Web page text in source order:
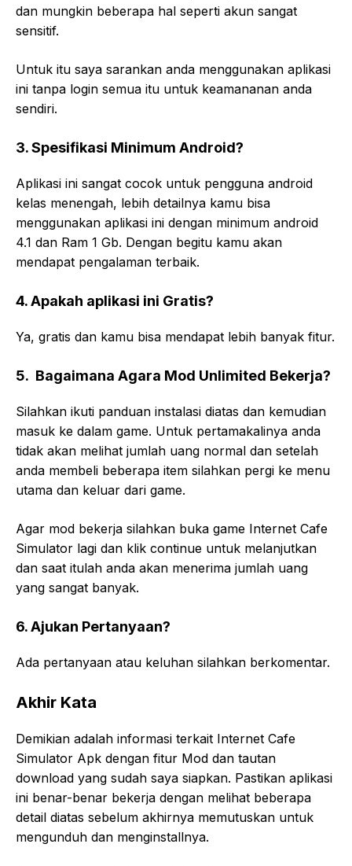
dan mungkin beberapa hal seperti akun sangat
sensitif.
Untuk itu saya sarankan anda menggunakan aplikasi
ini tanpa login semua itu untuk keamananan anda
sendiri.
3. Spesifikasi Minimum Android?
Aplikasi ini sangat cocok untuk pengguna android
kelas menengah, lebih detailnya kamu bisa
menggunakan aplikasi ini dengan minimum android
4.1 dan Ram 1 Gb. Dengan begitu kamu akan
mendapat pengalaman terbaik.
4. Apakah aplikasi ini Gratis?
Ya, gratis dan kamu bisa mendapat lebih banyak fitur.
5. Bagaimana Agara Mod Unlimited Bekerja?
Silahkan ikuti panduan instalasi diatas dan kemudian
masuk ke dalam game. Untuk pertamakalinya anda
tidak akan melihat jumlah uang normal dan setelah
anda membeli beberapa item silahkan pergi ke menu
utama dan keluar dari game.
Agar mod bekerja silahkan buka game Internet Cafe
Simulator lagi dan klik continue untuk melanjutkan
dan saat itulah anda akan menerima jumlah uang
yang sangat banyak.
6. Ajukan Pertanyaan?
Ada pertanyaan atau keluhan silahkan berkomentar.
Akhir Kata
Demikian adalah informasi terkait Internet Cafe
Simulator Apk dengan fitur Mod dan tautan
download yang sudah saya siapkan. Pastikan aplikasi
ini benar-benar bekerja dengan melihat beberapa
detail diatas sebelum akhirnya memutuskan untuk
mengunduh dan menginstallnya.